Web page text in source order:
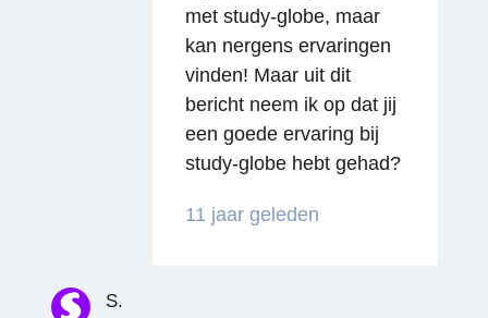
met study-globe, maar
kan nergens ervaringen
vinden! Maar uit dit
bericht neem ik op dat jij
een goede ervaring bij
study-globe hebt gehad?
11 jaar geleden
S.